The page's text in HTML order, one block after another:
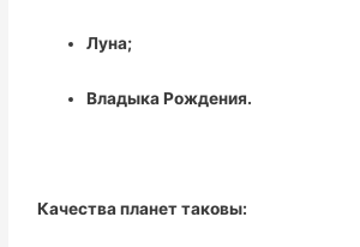
Луна;
Владыка Рождения.
Качества планет таковы: